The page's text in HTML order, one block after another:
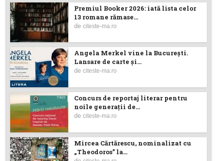
Premiul Booker 2026: iată lista celor
13 romane rămase...
deciteste-ma.ro
Angela Merkel vine la București.
Lansare de carte şi...
deciteste-ma.ro
Concurs de reportaj literar pentru
noile generații de...
deciteste-ma.ro
Mircea Cărtărescu, nominalizat cu
„Theodoros” la...